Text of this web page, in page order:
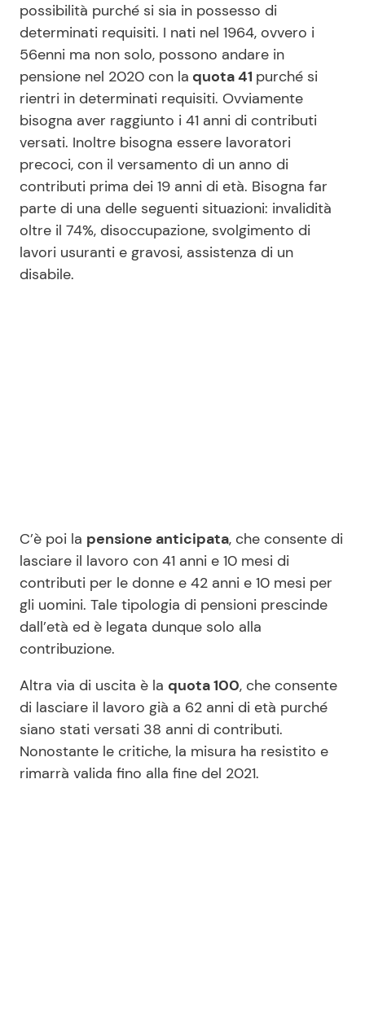
possibilità purché si sia in possesso di
determinati requisiti. I nati nel 1964, ovvero i
56enni ma non solo, possono andare in
pensione nel 2020 con la quota 41 purché si
rientri in determinati requisiti. Ovviamente
bisogna aver raggiunto i 41 anni di contributi
versati. Inoltre bisogna essere lavoratori
precoci, con il versamento di un anno di
contributi prima dei 19 anni di età. Bisogna far
parte di una delle seguenti situazioni: invalidità
oltre il 74%, disoccupazione, svolgimento di
lavori usuranti e gravosi, assistenza di un
disabile.
C’è poi la pensione anticipata, che consente di
lasciare il lavoro con 41 anni e 10 mesi di
contributi per le donne e 42 anni e 10 mesi per
gli uomini. Tale tipologia di pensioni prescinde
dall’età ed è legata dunque solo alla
contribuzione.
Altra via di uscita è la quota 100, che consente
di lasciare il lavoro già a 62 anni di età purché
siano stati versati 38 anni di contributi.
Nonostante le critiche, la misura ha resistito e
rimarrà valida fino alla fine del 2021.